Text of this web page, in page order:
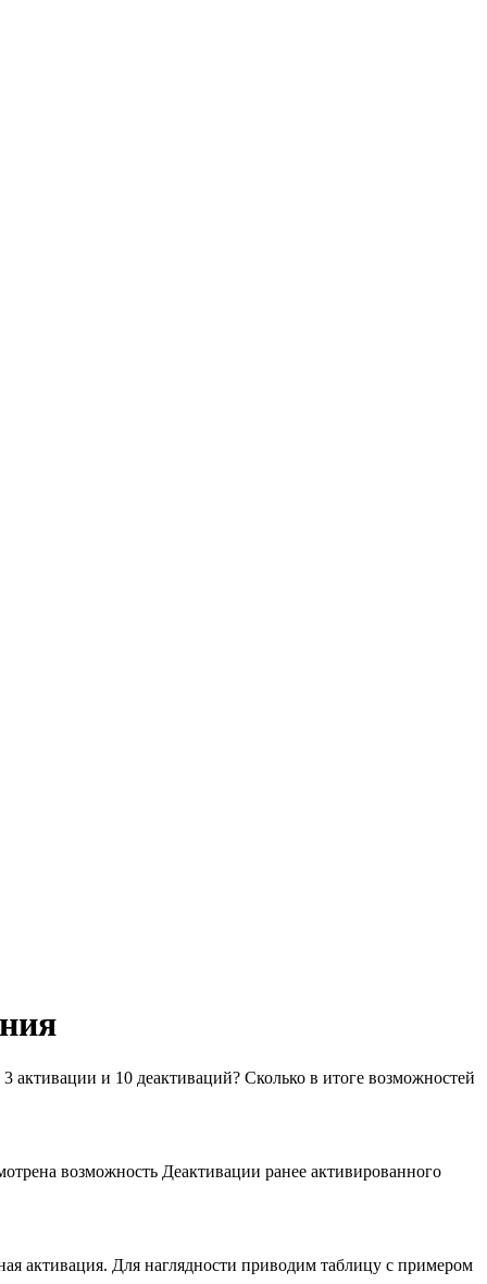
активации и 10 деактиваций? Сколько в итоге возможностей
возможность Деактивации ранее активированного
активация. Для наглядности приводим таблицу с примером